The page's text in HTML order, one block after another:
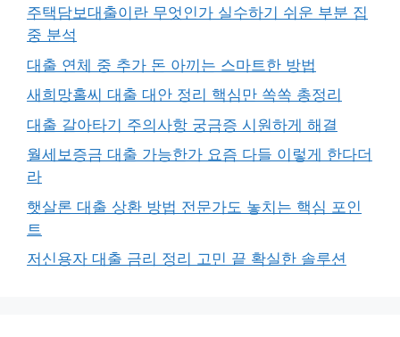
주택담보대출이란 무엇인가 실수하기 쉬운 부분 집
중 분석
대출 연체 중 추가 돈 아끼는 스마트한 방법
새희망홀씨 대출 대안 정리 핵심만 쏙쏙 총정리
대출 갈아타기 주의사항 궁금증 시원하게 해결
월세보증금 대출 가능한가 요즘 다들 이렇게 한다더
라
햇살론 대출 상환 방법 전문가도 놓치는 핵심 포인
트
저신용자 대출 금리 정리 고민 끝 확실한 솔루션